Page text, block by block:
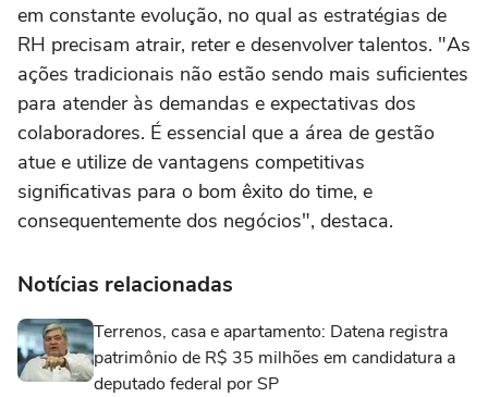
em constante evolução, no qual as estratégias de
RH precisam atrair, reter e desenvolver talentos. "As
ações tradicionais não estão sendo mais suficientes
para atender às demandas e expectativas dos
colaboradores. É essencial que a área de gestão
atue e utilize de vantagens competitivas
significativas para o bom êxito do time, e
consequentemente dos negócios", destaca.
Notícias relacionadas
Terrenos, casa e apartamento: Datena registra
patrimônio de R$ 35 milhões em candidatura a
deputado federal por SP